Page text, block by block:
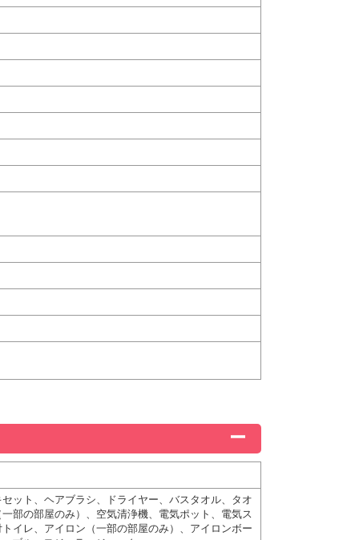
ット、ヘアブラシ、ドライヤー、バスタオル、タオ
部の部屋のみ）、空気清浄機、電気ポット、電気ス
イレ、アイロン（一部の部屋のみ）、アイロンボー